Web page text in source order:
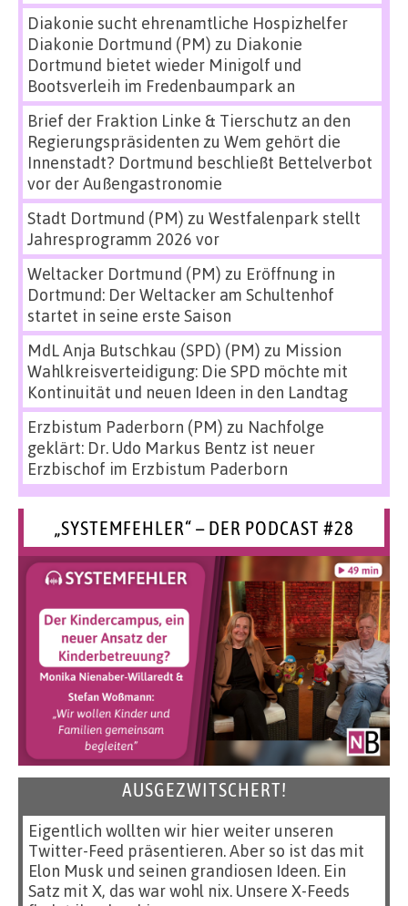
Diakonie sucht ehrenamtliche Hospizhelfer
Diakonie Dortmund (PM) zu Diakonie
Dortmund bietet wieder Minigolf und
Bootsverleih im Fredenbaumpark an
Brief der Fraktion Linke & Tierschutz an den
Regierungspräsidenten zu Wem gehört die
Innenstadt? Dortmund beschließt Bettelverbot
vor der Außengastronomie
Stadt Dortmund (PM) zu Westfalenpark stellt
Jahresprogramm 2026 vor
Weltacker Dortmund (PM) zu Eröffnung in
Dortmund: Der Weltacker am Schultenhof
startet in seine erste Saison
MdL Anja Butschkau (SPD) (PM) zu Mission
Wahlkreisverteidigung: Die SPD möchte mit
Kontinuität und neuen Ideen in den Landtag
Erzbistum Paderborn (PM) zu Nachfolge
geklärt: Dr. Udo Markus Bentz ist neuer
Erzbischof im Erzbistum Paderborn
„SYSTEMFEHLER“ – DER PODCAST #28
AUSGEZWITSCHERT!
Eigentlich wollten wir hier weiter unseren
Twitter-Feed präsentieren. Aber so ist das mit
Elon Musk und seinen grandiosen Ideen. Ein
Satz mit X, das war wohl nix. Unsere X-Feeds